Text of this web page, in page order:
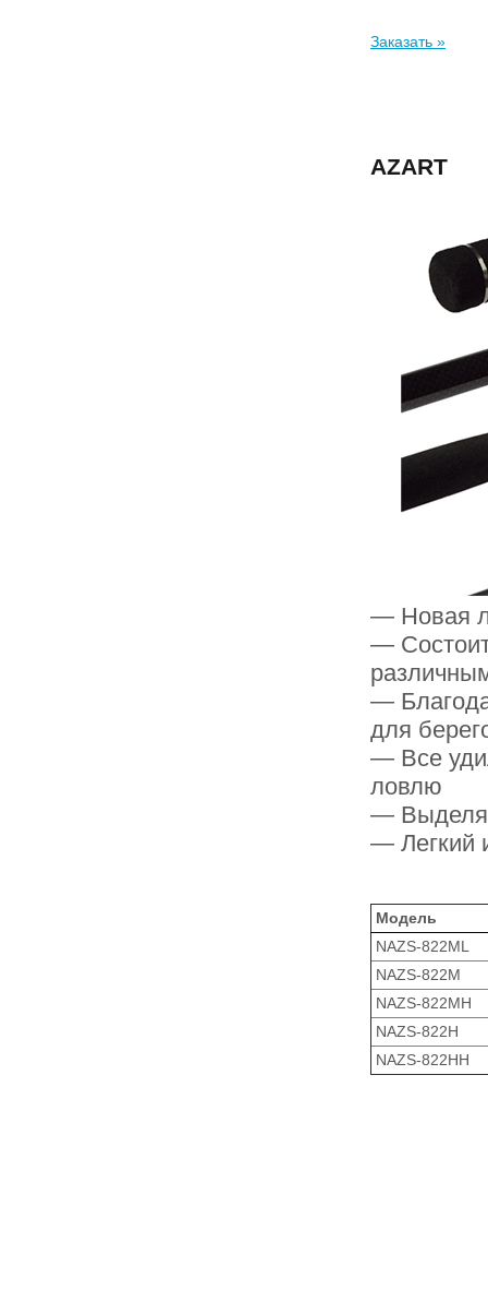
Заказать »
AZART
— Новая
—
—
для
— Все
ловлю
—
— Легкий
Модель
NAZS-822ML
NAZS-822M
NAZS-822MH
NAZS-822H
NAZS-822HH